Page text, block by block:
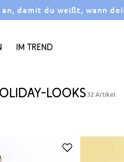
damit du weißt, wann
Im Trend
Looks32 Artikel